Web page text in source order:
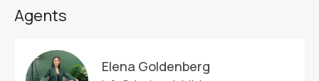
Agents
Elena Goldenberg